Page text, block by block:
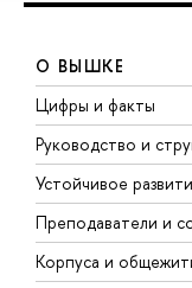
О ВЫШКЕ
Цифры и факты
Руководство и
Устойчивое
Преподаватели и
Корпуса и